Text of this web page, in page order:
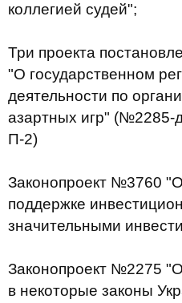
коллегией судей";
Три проекта
"О государственном
деятельности по
азартных игр" (№2285-
П-2)
Законопроект №3760
поддержке
значительными
Законопроект №2275
в некоторые законы